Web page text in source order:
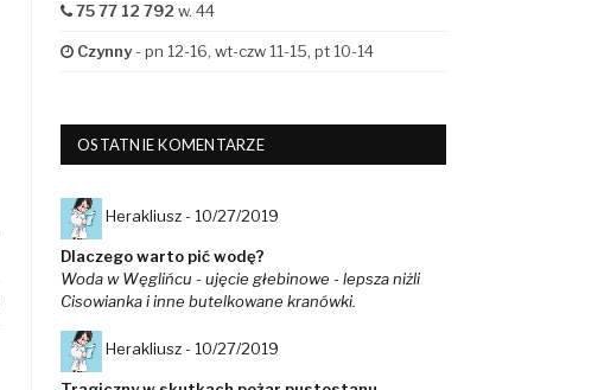
75 77 12 792 w. 44
Czynny- pn 12-16, wt-czw 11-15, pt 10-14
OSTATNIE KOMENTARZE
Herakliusz - 10/27/2019
Dlaczego warto pić wodę?
Woda w Węglińcu - ujęcie głebinowe - lepsza niżli
Cisowianka i inne butelkowane kranówki.
Herakliusz - 10/27/2019